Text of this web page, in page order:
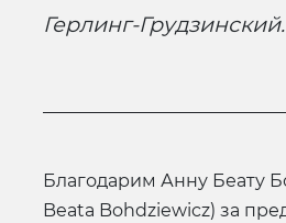
Герлинг-Грудзинский.
Благодарим Анну Беату
Beata Bohdziewicz) за